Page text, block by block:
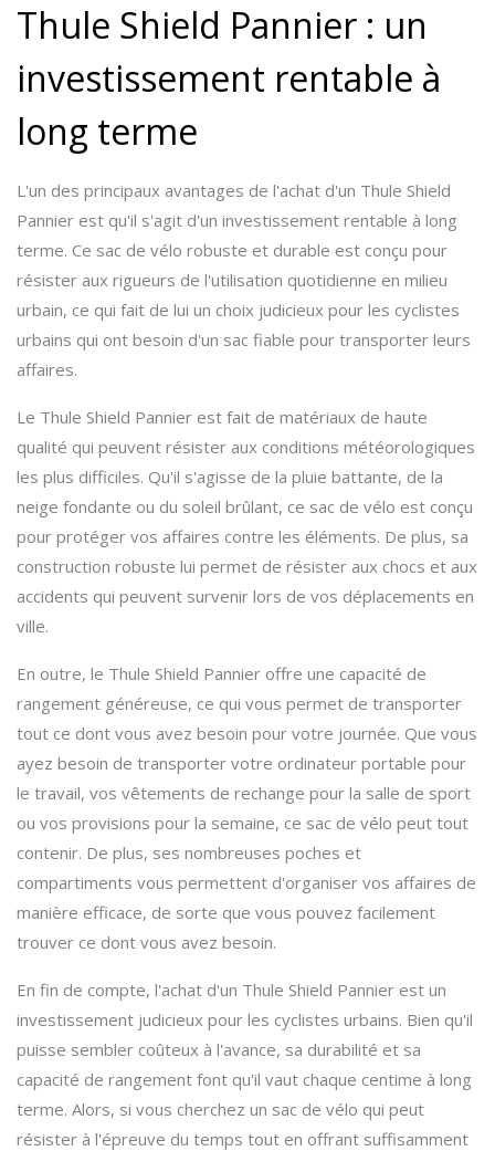
Thule Shield Pannier : un
investissement rentable à
long terme
L'un des principaux avantages de l'achat d'un Thule Shield
Pannier est qu'il s'agit d'un investissement rentable à long
terme. Ce sac de vélo robuste et durable est conçu pour
résister aux rigueurs de l'utilisation quotidienne en milieu
urbain, ce qui fait de lui un choix judicieux pour les cyclistes
urbains qui ont besoin d'un sac fiable pour transporter leurs
affaires.
Le Thule Shield Pannier est fait de matériaux de haute
qualité qui peuvent résister aux conditions météorologiques
les plus difficiles. Qu'il s'agisse de la pluie battante, de la
neige fondante ou du soleil brûlant, ce sac de vélo est conçu
pour protéger vos affaires contre les éléments. De plus, sa
construction robuste lui permet de résister aux chocs et aux
accidents qui peuvent survenir lors de vos déplacements en
ville.
En outre, le Thule Shield Pannier offre une capacité de
rangement généreuse, ce qui vous permet de transporter
tout ce dont vous avez besoin pour votre journée. Que vous
ayez besoin de transporter votre ordinateur portable pour
le travail, vos vêtements de rechange pour la salle de sport
ou vos provisions pour la semaine, ce sac de vélo peut tout
contenir. De plus, ses nombreuses poches et
compartiments vous permettent d'organiser vos affaires de
manière efficace, de sorte que vous pouvez facilement
trouver ce dont vous avez besoin.
En fin de compte, l'achat d'un Thule Shield Pannier est un
investissement judicieux pour les cyclistes urbains. Bien qu'il
puisse sembler coûteux à l'avance, sa durabilité et sa
capacité de rangement font qu'il vaut chaque centime à long
terme. Alors, si vous cherchez un sac de vélo qui peut
résister à l'épreuve du temps tout en offrant suffisamment